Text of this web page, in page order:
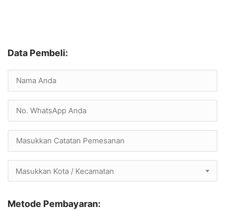
Data Pembeli:
Masukkan Kota / Kecamatan
Metode Pembayaran: